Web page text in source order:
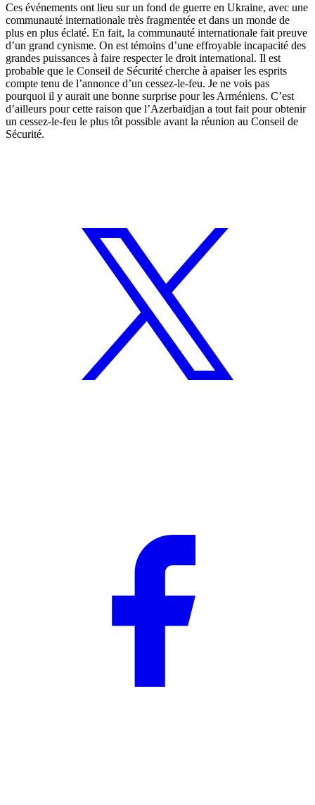
Ces événements ont lieu sur un fond de guerre en Ukraine, avec une
communauté internationale très fragmentée et dans un monde de
plus en plus éclaté. En fait, la communauté internationale fait preuve
d’un grand cynisme. On est témoins d’une effroyable incapacité des
grandes puissances à faire respecter le droit international. Il est
probable que le Conseil de Sécurité cherche à apaiser les esprits
compte tenu de l’annonce d’un cessez-le-feu. Je ne vois pas
pourquoi il y aurait une bonne surprise pour les Arméniens. C’est
d’ailleurs pour cette raison que l’Azerbaïdjan a tout fait pour obtenir
un cessez-le-feu le plus tôt possible avant la réunion au Conseil de
Sécurité.